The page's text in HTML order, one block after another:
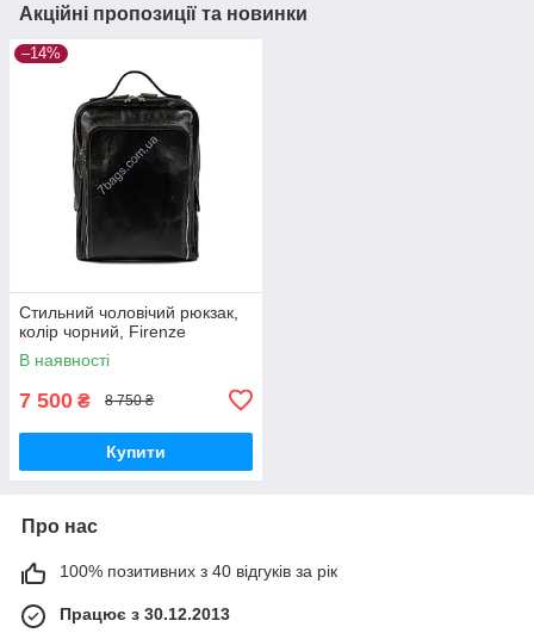
Акційні пропозиції та новинки
–14%
Стильний чоловічий рюкзак,
колір чорний, Firenze
В наявності
7 500 ₴ 8 750 ₴
Купити
Про нас
100% позитивних з 40 відгуків за рік
Працює з 30.12.2013